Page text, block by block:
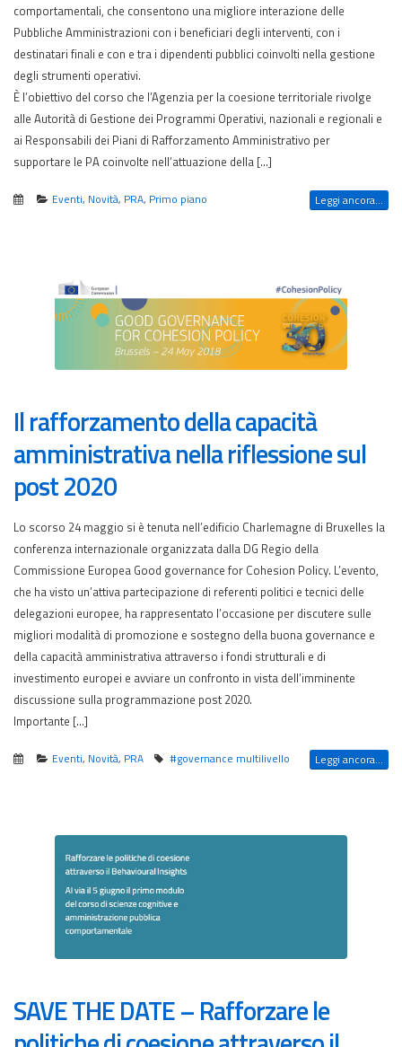
comportamentali, che consentono una migliore interazione delle
Pubbliche Amministrazioni con i beneficiari degli interventi, con i
destinatari finali e con e tra i dipendenti pubblici coinvolti nella gestione
degli strumenti operativi.
È l’obiettivo del corso che l’Agenzia per la coesione territoriale rivolge
alle Autorità di Gestione dei Programmi Operativi, nazionali e regionali e
ai Responsabili dei Piani di Rafforzamento Amministrativo per
supportare le PA coinvolte nell’attuazione della […]
Eventi, Novità, PRA, Primo piano Leggi ancora...
Il rafforzamento della capacità
amministrativa nella riflessione sul
post 2020
Lo scorso 24 maggio si è tenuta nell’edificio Charlemagne di Bruxelles la
conferenza internazionale organizzata dalla DG Regio della
Commissione Europea Good governance for Cohesion Policy. L’evento,
che ha visto un’attiva partecipazione di referenti politici e tecnici delle
delegazioni europee, ha rappresentato l’occasione per discutere sulle
migliori modalità di promozione e sostegno della buona governance e
della capacità amministrativa attraverso i fondi strutturali e di
investimento europei e avviare un confronto in vista dell’imminente
discussione sulla programmazione post 2020.
Importante […]
Eventi, Novità, PRA #governance multilivello Leggi ancora...
SAVE THE DATE – Rafforzare le